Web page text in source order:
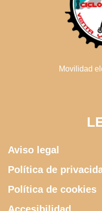
Movilidad
Aviso legal
Política de
Política de cookies